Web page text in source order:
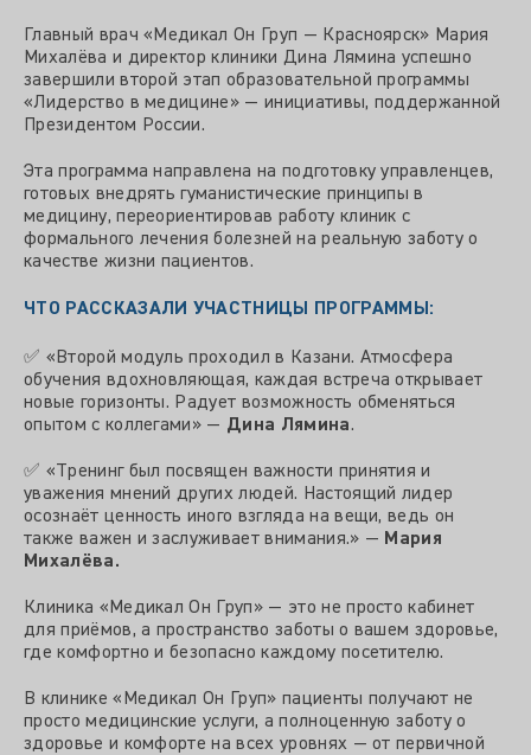
Главный врач «Медикал Он Груп — Красноярск» Мария
Михалёва и директор клиники Дина Лямина успешно
завершили второй этап образовательной программы
«Лидерство в медицине» — инициативы, поддержанной
Президентом России.
Эта программа направлена на подготовку управленцев,
готовых внедрять гуманистические принципы в
медицину, переориентировав работу клиник с
формального лечения болезней на реальную заботу о
качестве жизни пациентов.
ЧТО РАССКАЗАЛИ УЧАСТНИЦЫ ПРОГРАММЫ:
✅ «Второй модуль проходил в Казани. Атмосфера
обучения вдохновляющая, каждая встреча открывает
новые горизонты. Радует возможность обменяться
опытом с коллегами» — Дина Лямина.
✅ «Тренинг был посвящен важности принятия и
уважения мнений других людей. Настоящий лидер
осознаёт ценность иного взгляда на вещи, ведь он
также важен и заслуживает внимания.» — Мария
Михалёва.
Клиника «Медикал Он Груп» — это не просто кабинет
для приёмов, а пространство заботы о вашем здоровье,
где комфортно и безопасно каждому посетителю.
В клинике «Медикал Он Груп» пациенты получают не
просто медицинские услуги, а полноценную заботу о
здоровье и комфорте на всех уровнях — от первичной